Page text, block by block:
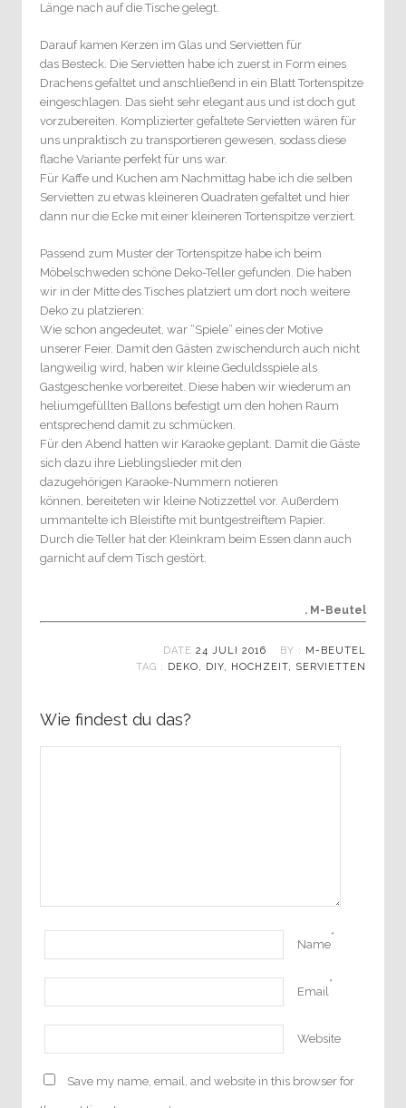
Länge nach auf die Tische gelegt.
Darauf kamen Kerzen im Glas und Servietten für
das Besteck. Die Servietten habe ich zuerst in Form eines
Drachens gefaltet und anschließend in ein Blatt Tortenspitze
eingeschlagen. Das sieht sehr elegant aus und ist doch gut
vorzubereiten. Komplizierter gefaltete Servietten wären für
uns unpraktisch zu transportieren gewesen, sodass diese
flache Variante perfekt für uns war.
Für Kaffe und Kuchen am Nachmittag habe ich die selben
Servietten zu etwas kleineren Quadraten gefaltet und hier
dann nur die Ecke mit einer kleineren Tortenspitze verziert.
Passend zum Muster der Tortenspitze habe ich beim
Möbelschweden schöne Deko-Teller gefunden. Die haben
wir in der Mitte des Tisches platziert um dort noch weitere
Deko zu platzieren:
Wie schon angedeutet, war “Spiele” eines der Motive
unserer Feier. Damit den Gästen zwischendurch auch nicht
langweilig wird, haben wir kleine Geduldsspiele als
Gastgeschenke vorbereitet. Diese haben wir wiederum an
heliumgefüllten Ballons befestigt um den hohen Raum
entsprechend damit zu schmücken.
Für den Abend hatten wir Karaoke geplant. Damit die Gäste
sich dazu ihre Lieblingslieder mit den
dazugehörigen Karaoke-Nummern notieren
können, bereiteten wir kleine Notizzettel vor. Außerdem
ummantelte ich Bleistifte mit buntgestreiftem Papier.
Durch die Teller hat der Kleinkram beim Essen dann auch
garnicht auf dem Tisch gestört.
. M-Beutel
DATE 24 JULI 2016 BY : M-BEUTEL
TAG : DEKO DIY HOCHZEIT SERVIETTEN
Wie findest du das?
Name
*
Email
*
Website
Save my name, email, and website in this browser for